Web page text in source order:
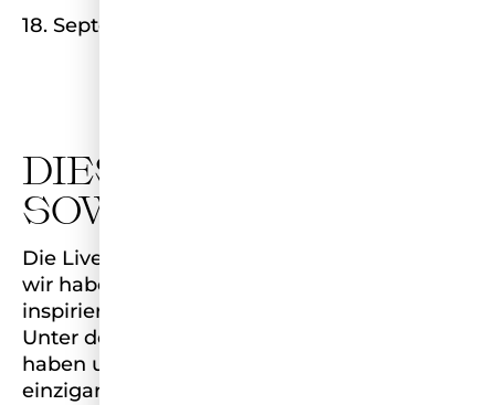
18. September 2021
DIESE WOCHE IST ES
SOWEIT!
Die Live Experience ist in vollem Gange und
wir haben bereits 120 unglaublich
inspirierende Frauen kennenlernen dürfen.
Unter dem Motto „Be part of the movement“
haben uns die Kandidatinnen mit ihrer
einzigartigen Persönlichkeit und ihrer